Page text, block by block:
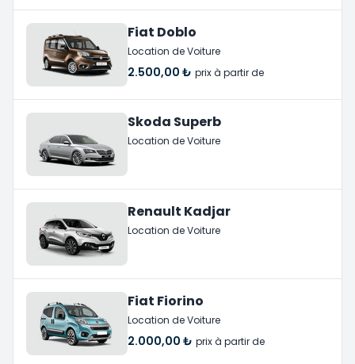
Fiat Doblo
Location de Voiture
2.500,00 ₺ prix à partir de
Skoda Superb
Location de Voiture
Renault Kadjar
Location de Voiture
Fiat Fiorino
Location de Voiture
2.000,00 ₺ prix à partir de